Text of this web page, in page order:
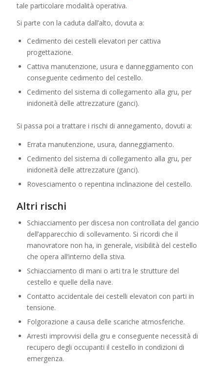
tale particolare modalità operativa.
Si parte con la caduta dall’alto, dovuta a:
Cedimento dei cestelli elevatori per cattiva
progettazione.
Cattiva manutenzione, usura e danneggiamento con
conseguente cedimento del cestello.
Cedimento del sistema di collegamento alla gru, per
inidoneità delle attrezzature (ganci).
Si passa poi a trattare i rischi di annegamento, dovuti a:
Errata manutenzione, usura, danneggiamento.
Cedimento del sistema di collegamento alla gru, per
inidoneità delle attrezzature (ganci).
Rovesciamento o repentina inclinazione del cestello.
Altri rischi
Schiacciamento per discesa non controllata del gancio
dell’apparecchio di sollevamento. Si ricordi che il
manovratore non ha, in generale, visibilità del cestello
che opera all’interno della stiva.
Schiacciamento di mani o arti tra le strutture del
cestello e quelle della nave.
Contatto accidentale dei cestelli elevatori con parti in
tensione.
Folgorazione a causa delle scariche atmosferiche.
Arresti improvvisi della gru e conseguente necessità di
recupero degli occupanti il cestello in condizioni di
emergenza.